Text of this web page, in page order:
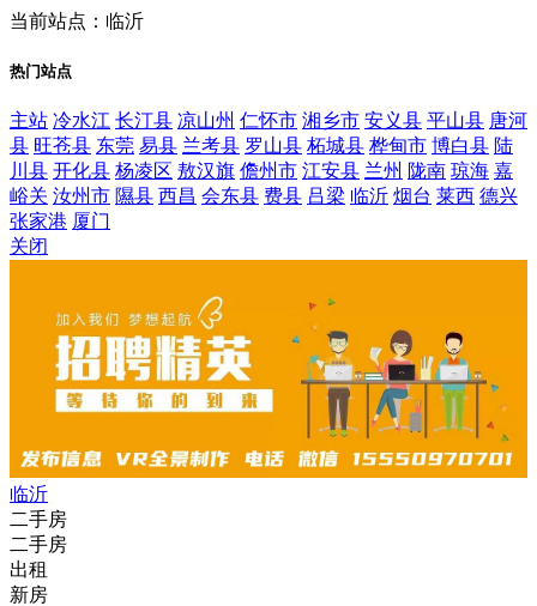
当前站点：临沂
热门站点
主站 冷水江 长汀县 凉山州 仁怀市 湘乡市 安义县 平山县 唐河
县 旺苍县 东莞 易县 兰考县 罗山县 柘城县 桦甸市 博白县 陆
川县 开化县 杨凌区 敖汉旗 儋州市 江安县 兰州 陇南 琼海 嘉
峪关 汝州市 隰县 西昌 会东县 费县 吕梁 临沂 烟台 莱西 德兴
张家港 厦门
关闭
临沂
二手房
二手房
出租
新房